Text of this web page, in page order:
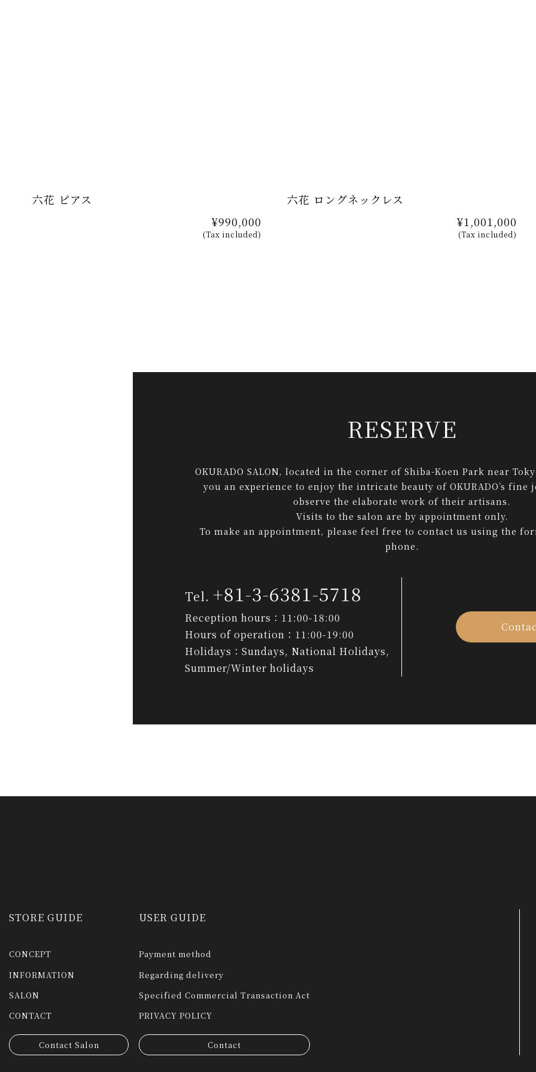
六花 ピアス
¥990,000
(Tax included)
六花 ロングネックレス
¥1,001,000
(Tax included)
RESERVE
OKURADO SALON, located in the corner of Shiba-Koen Park near
you an experience to enjoy the intricate beauty of OKURADO’s fine
observe the elaborate work of their artisans.
Visits to the salon are by appointment only.
To make an appointment, please feel free to contact us using the
phone.
+81-3-6381-5718
Reception hours：11:00-18:00
Hours of operation：11:00-19:00
Holidays：Sundays, National Holidays,
Summer/Winter holidays
STORE GUIDE
CONCEPT
INFORMATION
SALON
CONTACT
Contact Salon
USER GUIDE
Payment method
Regarding delivery
Specified Commercial Transaction Act
PRIVACY POLICY
Contact